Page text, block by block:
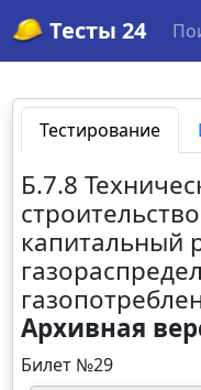
Тесты 24
Тестирование
Б.7.8
капитальный
Архивная
Билет №29